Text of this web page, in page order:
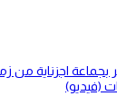
بجماعة اجزناية من
(فيديو)